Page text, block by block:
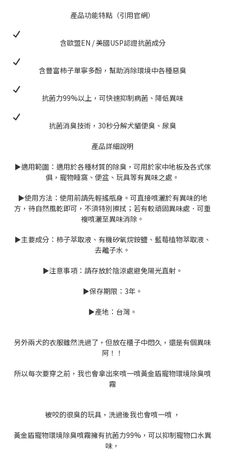
產品功能特點（引用官網）
含歐盟EN / 美國USP認證抗菌成分
含豐富柿子單寧多酚，幫助消除環境中各種惡臭
抗菌力99%以上，可快速抑制病菌、降低異味
抗菌消臭技術，30秒分解犬貓便臭、尿臭
產品詳細說明
►適用範圍：適用於各種材質的除臭，可用於家中地板及各式傢
俱，寵物睡窩、便盆、玩具等有異味之處。
►使用方法：使用前請先輕搖瓶身。可直接噴灑於有異味的地
方，待自然風乾即可，不須特別擦拭；若有較頑固異味處．可重
複噴灑至異味消除。
►主要成分：柿子萃取液、有機矽氧烷銨鹽、藍莓植物萃取液、
去離子水。
►注意事項：請存放於陰涼處避免陽光直射。
►保存期限：3年。
►產地：台灣。
另外兩犬的衣服雖然洗過了，但放在櫃子中悶久，還是有個異味
阿！！
所以每次要穿之前，我也會拿出來噴一噴黃金盾寵物環境除臭噴
霧
被咬的很臭的玩具，洗過後我也會噴一噴 ，
黃金盾寵物環境除臭噴霧擁有抗菌力99%，可以抑制寵物口水異
味，